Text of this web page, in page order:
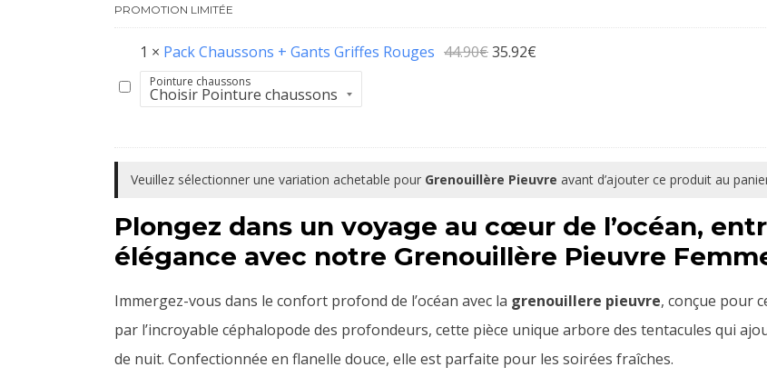
PROMOTION LIMITÉE
Pack
+
Gants
Rouges
1 × Pack Chaussons + Gants Griffes Rouges 44.90€Le
35.92€
Pointure chaussons
Veuillez sélectionner une variation achetable pour Grenouillère Pieuvre avant d’ajouter ce produit au
Plongez dans un voyage au cœur de l’océan,
élégance avec notre Grenouillère Pieuvre
Immergez-vous dans le confort profond de l’océan avec la grenouillere pieuvre, conçue pour
par l’incroyable céphalopode des profondeurs, cette pièce unique arbore des tentacules qui
de nuit. Confectionnée en flanelle douce, elle est parfaite pour les soirées fraîches.